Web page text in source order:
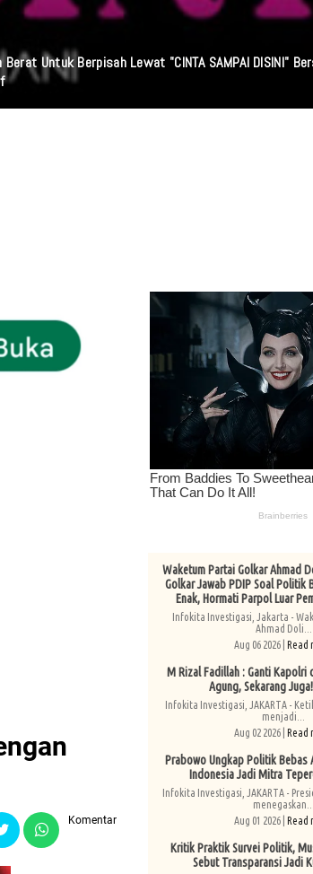
Masyarakat Kecil Yang Mencari Keadilan
Komentar
Waketum Partai Golkar Ahmad
Golkar Jawab PDIP Soal Politik
Enak, Hormati Parpol Luar
Infokita Investigasi, Jakarta -
Ahmad Doli...
Aug 06 2026 | Read
M Rizal Fadillah : Ganti Kapolri
Agung, Sekarang Juga!
Infokita Investigasi, JAKARTA -
menjadi...
Aug 02 2026 | Read
Prabowo Ungkap Politik Bebas
Indonesia Jadi Mitra
Infokita Investigasi, JAKARTA -
menegaskan...
Aug 01 2026 | Read
Kritik Praktik Survei Politik,
Sebut Transparansi Jadi